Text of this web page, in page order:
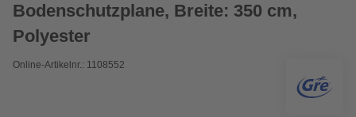
Bodenschutzplane, Breite: 350 cm,
Polyester
Online-Artikelnr.: 1108552